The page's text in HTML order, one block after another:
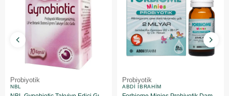
Probiyotik
NBL
Probiyotik
ABDI İBRAHIM